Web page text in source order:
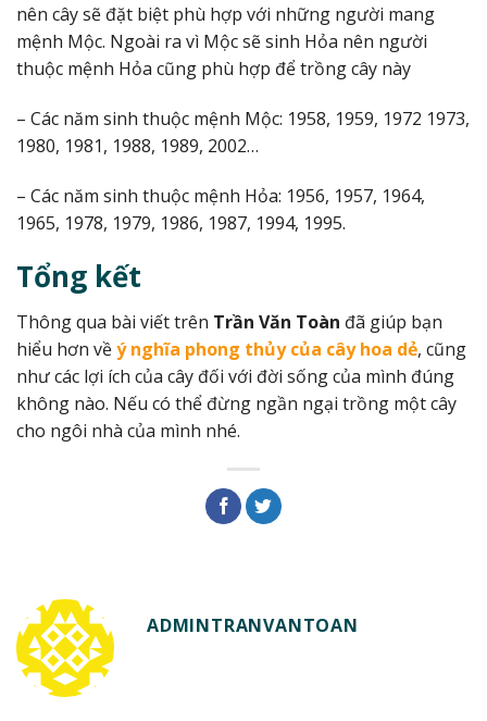
nên cây sẽ đặt biệt phù hợp với những người mang
mệnh Mộc. Ngoài ra vì Mộc sẽ sinh Hỏa nên người
thuộc mệnh Hỏa cũng phù hợp để trồng cây này
– Các năm sinh thuộc mệnh Mộc: 1958, 1959, 1972 1973,
1980, 1981, 1988, 1989, 2002…
– Các năm sinh thuộc mệnh Hỏa: 1956, 1957, 1964,
1965, 1978, 1979, 1986, 1987, 1994, 1995.
Tổng kết
Thông qua bài viết trên Trần Văn Toàn đã giúp bạn
hiểu hơn vềý nghĩa phong thủy của cây hoa dẻ, cũng
như các lợi ích của cây đối với đời sống của mình đúng
không nào. Nếu có thể đừng ngần ngại trồng một cây
cho ngôi nhà của mình nhé.
ADMINTRANVANTOAN